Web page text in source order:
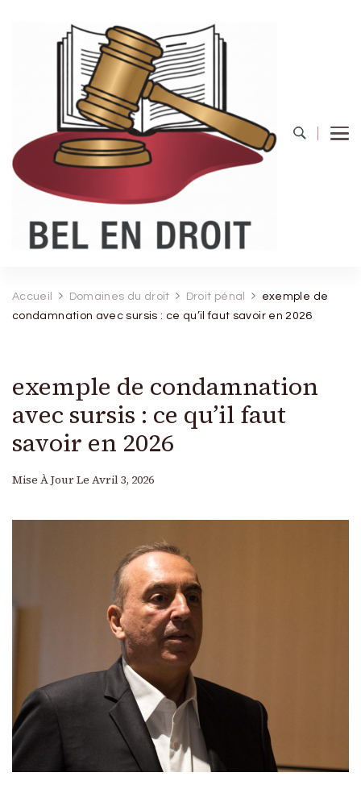
Accueil Domaines du droit Droit pénal
exemple de
condamnation avec sursis : ce qu’il faut savoir en 2026
exemple de condamnation
avec sursis : ce qu’il faut
savoir en 2026
Mise À Jour Le Avril 3, 2026